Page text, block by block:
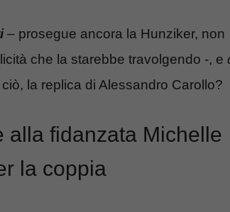
– prosegue ancora la Hunziker, non
che la starebbe travolgendo -, e
la replica di Alessandro Carollo?
alla fidanzata Michelle
la coppia